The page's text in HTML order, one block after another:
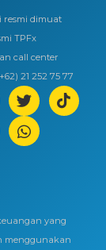
resmi dimuat
TPFx
call center
21 252 75 77
yang
menggunakan